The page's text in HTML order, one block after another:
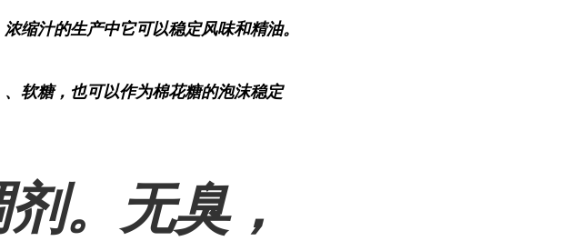
浓缩汁的生产中它可以稳定风味和精油。
、软糖，也可以作为棉花糖的泡沫稳定
。无臭，